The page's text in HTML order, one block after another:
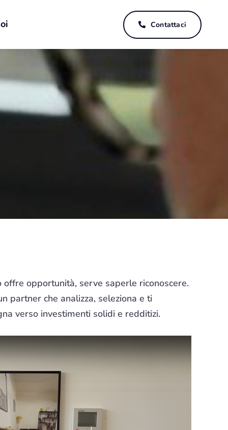
Contattaci
offre opportunità, serve saperle riconoscere.
partner che analizza, seleziona e ti
verso investimenti solidi e redditizi.